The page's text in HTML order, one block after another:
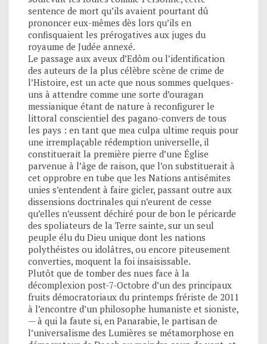
sentence de mort qu’ils avaient pourtant dû
prononcer eux-mêmes dès lors qu’ils en
confisquaient les prérogatives aux juges du
royaume de Judée annexé.
Le passage aux aveux d’Edôm ou l’identification
des auteurs de la plus célèbre scène de crime de
l’Histoire, est un acte que nous sommes quelques-
uns à attendre comme une sorte d’ouragan
messianique étant de nature à reconfigurer le
littoral conscientiel des pagano-convers de tous
les pays : en tant que mea culpa ultime requis pour
une irremplaçable rédemption universelle, il
constituerait la première pierre d’une Église
parvenue à l’âge de raison, que l’on substituerait à
cet opprobre en tube que les Nations antisémites
unies s’entendent à faire gicler, passant outre aux
dissensions doctrinales qui n’eurent de cesse
qu’elles n’eussent déchiré pour de bon le péricarde
des spoliateurs de la Terre sainte, sur un seul
peuple élu du Dieu unique dont les nations
polythéistes ou idolâtres, ou encore piteusement
converties, moquent la foi insaisissable.
Plutôt que de tomber des nues face à la
décomplexion post-7-Octobre d’un des principaux
fruits démocratoriaux du printemps frériste de 2011
à l’encontre d’un philosophe humaniste et sioniste,
— à qui la faute si, en Panarabie, le partisan de
l’universalisme des Lumières se métamorphose en